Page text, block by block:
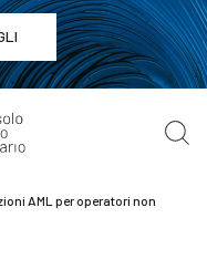
del TUF
AML per operatori non